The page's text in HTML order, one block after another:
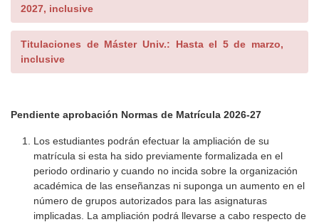
2027, inclusive
Titulaciones de Máster Univ.: Hasta el 5 de marzo,
inclusive
Pendiente aprobación Normas de Matrícula 2026-27
Los estudiantes podrán efectuar la ampliación de su
matrícula si esta ha sido previamente formalizada en el
periodo ordinario y cuando no incida sobre la organización
académica de las enseñanzas ni suponga un aumento en el
número de grupos autorizados para las asignaturas
implicadas. La ampliación podrá llevarse a cabo respecto de